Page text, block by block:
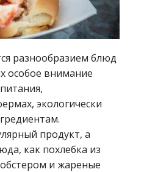
разнообразием блюд
особое внимание
экологически
продукт, а
как похлебка из
и жареные